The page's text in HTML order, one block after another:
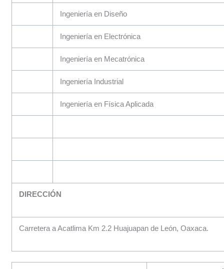
Ingeniería en Diseño
Ingeniería en Electrónica
Ingeniería en Mecatrónica
Ingeniería Industrial
Ingeniería en Física Aplicada
DIRECCIÓN
Carretera a Acatlima Km 2.2 Huajuapan de León, Oaxaca.